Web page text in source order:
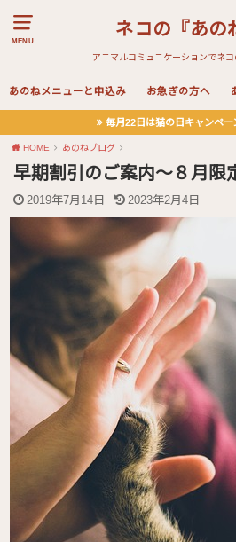
MENU
ネコの『あの
アニマルコミュニケーションでネ
あのねメニューと申込み お急ぎの方へ
毎月22日は猫の日キャンペー
HOME あのねブログ
早期割引のご案内〜８月限
2019年7月14日 2023年2月4日